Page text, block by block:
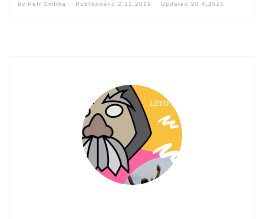
by Petr Smítka Publikováno 2.12.2019 Updated 20.4.2020